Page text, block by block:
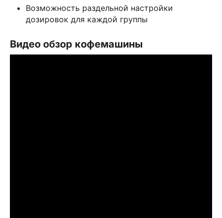
Возможность раздельной настройки
дозировок для каждой группы
Видео обзор кофемашины